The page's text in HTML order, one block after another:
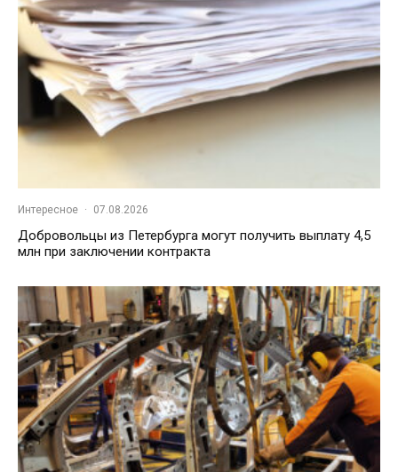
Интересное · 07.08.2026
Добровольцы из Петербурга могут получить выплату 4,5
млн при заключении контракта